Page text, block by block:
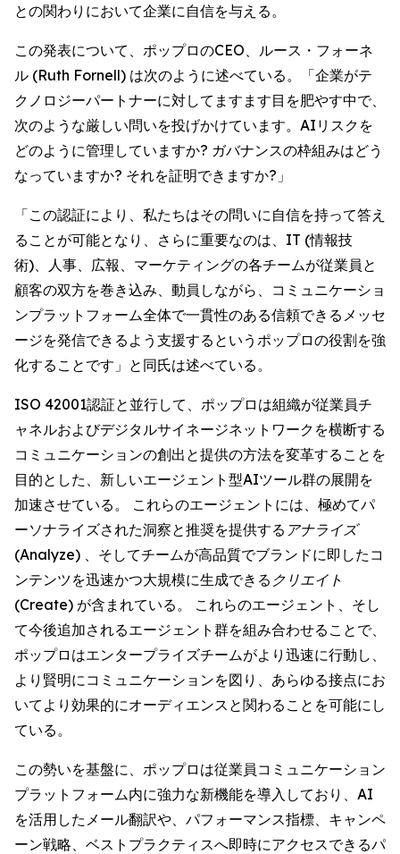
との関わりにおいて企業に自信を与える。
この発表について、ポップロのCEO、ルース・フォーネ
ル (Ruth Fornell) は次のように述べている。「企業がテ
クノロジーパートナーに対してますます目を肥やす中で、
次のような厳しい問いを投げかけています。AIリスクを
どのように管理していますか? ガバナンスの枠組みはどう
なっていますか? それを証明できますか?」
「この認証により、私たちはその問いに自信を持って答え
ることが可能となり、さらに重要なのは、IT (情報技
術)、人事、広報、マーケティングの各チームが従業員と
顧客の双方を巻き込み、動員しながら、コミュニケーショ
ンプラットフォーム全体で一貫性のある信頼できるメッセ
ージを発信できるよう支援するというポップロの役割を強
化することです」と同氏は述べている。
ISO 42001認証と並行して、ポップロは組織が従業員チ
ャネルおよびデジタルサイネージネットワークを横断する
コミュニケーションの創出と提供の方法を変革することを
目的とした、新しいエージェント型AIツール群の展開を
加速させている。 これらのエージェントには、極めてパ
ーソナライズされた洞察と推奨を提供する アナライズ
(Analyze) 、そしてチームが高品質でブランドに即したコ
ンテンツを迅速かつ大規模に生成できる クリエイト
(Create) が含まれている。 これらのエージェント、そし
て今後追加されるエージェント群を組み合わせることで、
ポップロはエンタープライズチームがより迅速に行動し、
より賢明にコミュニケーションを図り、あらゆる接点にお
いてより効果的にオーディエンスと関わることを可能にし
ている。
この勢いを基盤に、ポップロは従業員コミュニケーション
プラットフォーム内に強力な新機能を導入しており、AI
を活用したメール翻訳や、パフォーマンス指標、キャンペ
ーン戦略、ベストプラクティスへ即時にアクセスできるパ